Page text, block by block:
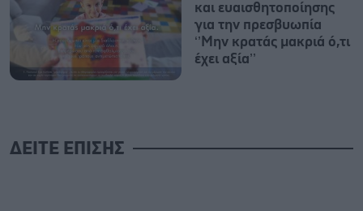
και ευαισθητοποίησης
για την πρεσβυωπία
‘’Μην κρατάς μακριά ό,τι
έχει αξία’’
ΔΕΙΤΕ ΕΠΙΣΗΣ